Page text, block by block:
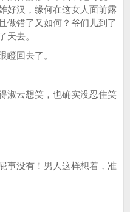
汉，缘何在这女人面前露
做错了又如何？爷们儿到了
天去。
回去了。
云想笑，也确实没忍住笑
没有！男人这样想着，准